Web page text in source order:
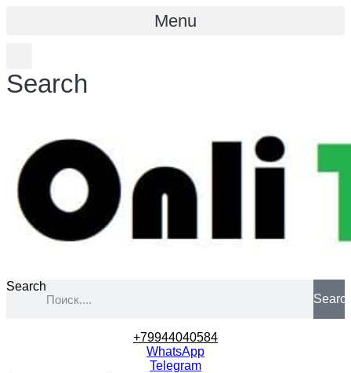
Menu
Search
Search
+79944040584
WhatsApp
Telegram